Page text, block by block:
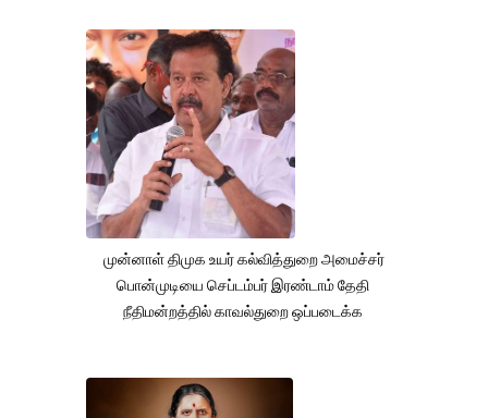
முன்னாள் திமுக உயர் கல்வித்துறை அமைச்சர்
பொன்முடியை செப்டம்பர் இரண்டாம் தேதி
நீதிமன்றத்தில் காவல்துறை ஒப்படைக்க